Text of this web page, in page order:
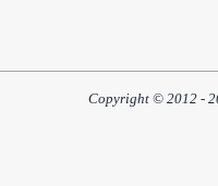
Copyright © 2012 -